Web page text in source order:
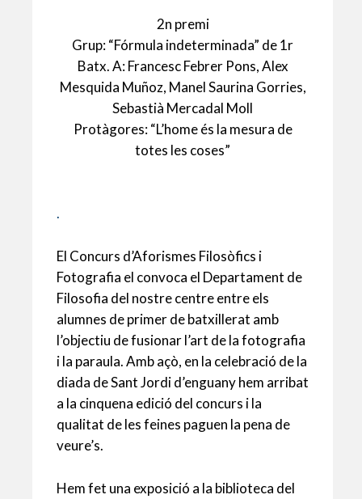
2n premi
Grup: “Fórmula indeterminada” de 1r
Batx. A: Francesc Febrer Pons, Alex
Mesquida Muñoz, Manel Saurina Gorries,
Sebastià Mercadal Moll
Protàgores: “L’home és la mesura de
totes les coses”
.
El Concurs d’Aforismes Filosòfics i
Fotografia el convoca el Departament de
Filosofia del nostre centre entre els
alumnes de primer de batxillerat amb
l’objectiu de fusionar l’art de la fotografia
i la paraula. Amb açò, en la celebració de la
diada de Sant Jordi d’enguany hem arribat
a la cinquena edició del concurs i la
qualitat de les feines paguen la pena de
veure’s.
Hem fet una exposició a la biblioteca del